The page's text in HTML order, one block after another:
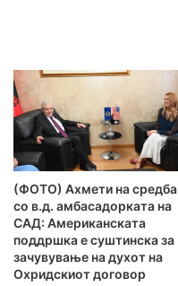
(ФОТО) Ахмети на средба
со в.д. амбасадорката на
САД: Американската
поддршка е суштинска за
зачувување на духот на
Охридскиот договор